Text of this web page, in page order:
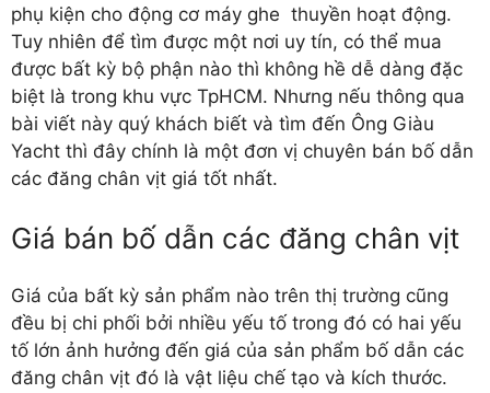
phụ kiện cho động cơ máy ghe thuyền hoạt động.
Tuy nhiên để tìm được một nơi uy tín, có thể mua
được bất kỳ bộ phận nào thì không hề dễ dàng đặc
biệt là trong khu vực TpHCM. Nhưng nếu thông qua
bài viết này quý khách biết và tìm đến Ông Giàu
Yacht thì đây chính là một đơn vị chuyên bán bố dẫn
các đăng chân vịt giá tốt nhất.
Giá bán bố dẫn các đăng chân vịt
Giá của bất kỳ sản phẩm nào trên thị trường cũng
đều bị chi phối bởi nhiều yếu tố trong đó có hai yếu
tố lớn ảnh hưởng đến giá của sản phẩm bố dẫn các
đăng chân vịt đó là vật liệu chế tạo và kích thước.